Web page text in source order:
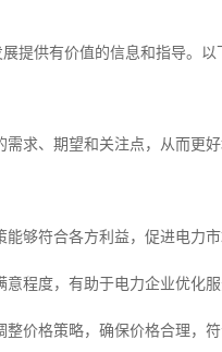
提供有价值的信息和指导。
求、期望和关注点，从而更
够符合各方利益，促进电力市
程度，有助于电力企业优化
价格策略，确保价格合理，符